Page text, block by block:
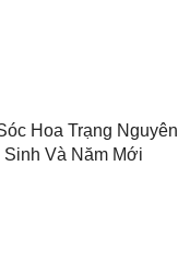
Hoa Trạng Nguyên
Và Năm Mới